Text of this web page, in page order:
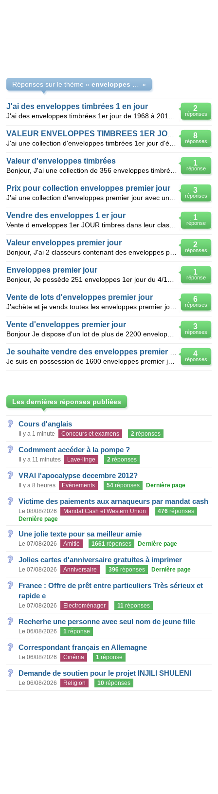
Réponses sur le thème « »
2
réponses
J'ai des enveloppes timbrées 1 en jour
8
réponses
1
réponse
Valeur d'enveloppes timbrées
3
réponses
Prix pour collection enveloppes premier jour
1
réponse
Vendre des enveloppes 1 er jour
2
réponses
Valeur enveloppes premier jour
1
réponse
Enveloppes premier jour
6
réponses
Vente de lots d'enveloppes premier jour
3
réponses
Vente d'enveloppes premier jour
4
réponses
Les dernières réponses publiées
Cours d'anglais
Il y a 1 minute Concours et examens 2 réponses
Codmment accéder à la pompe ?
Il y a 11 minutes Lave-linge 2 réponses
VRAI l'apocalypse decembre 2012?
Il y a 8 heures Evènements 54 réponses Dernière page
Victime des paiements aux arnaqueurs par mandat cash
Le 08/08/2026 Mandat Cash et Western Union 476 réponses
Dernière page
Une jolie texte pour sa meilleur amie
Le 07/08/2026 Amitié 1661 réponses Dernière page
Jolies cartes d'anniversaire gratuites à imprimer
Le 07/08/2026 Anniversaire 396 réponses Dernière page
France : Offre de prêt entre particuliers Très sérieux et
rapide e
Le 07/08/2026 Electroménager 11 réponses
Recherhe une personne avec seul nom de jeune fille
Le 06/08/2026 1 réponse
Correspondant français en Allemagne
Le 06/08/2026 Cinéma 1 réponse
Demande de soutien pour le projet INJILI SHULENI
Le 06/08/2026 Religion 10 réponses